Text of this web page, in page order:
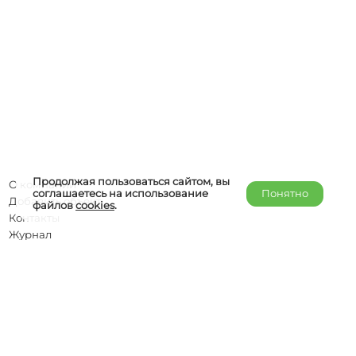
Продолжая пользоваться сайтом, вы
соглашаетесь на использование
файловcookies.
Понятно
О компании
Добавить объект
Контакты
Журнал